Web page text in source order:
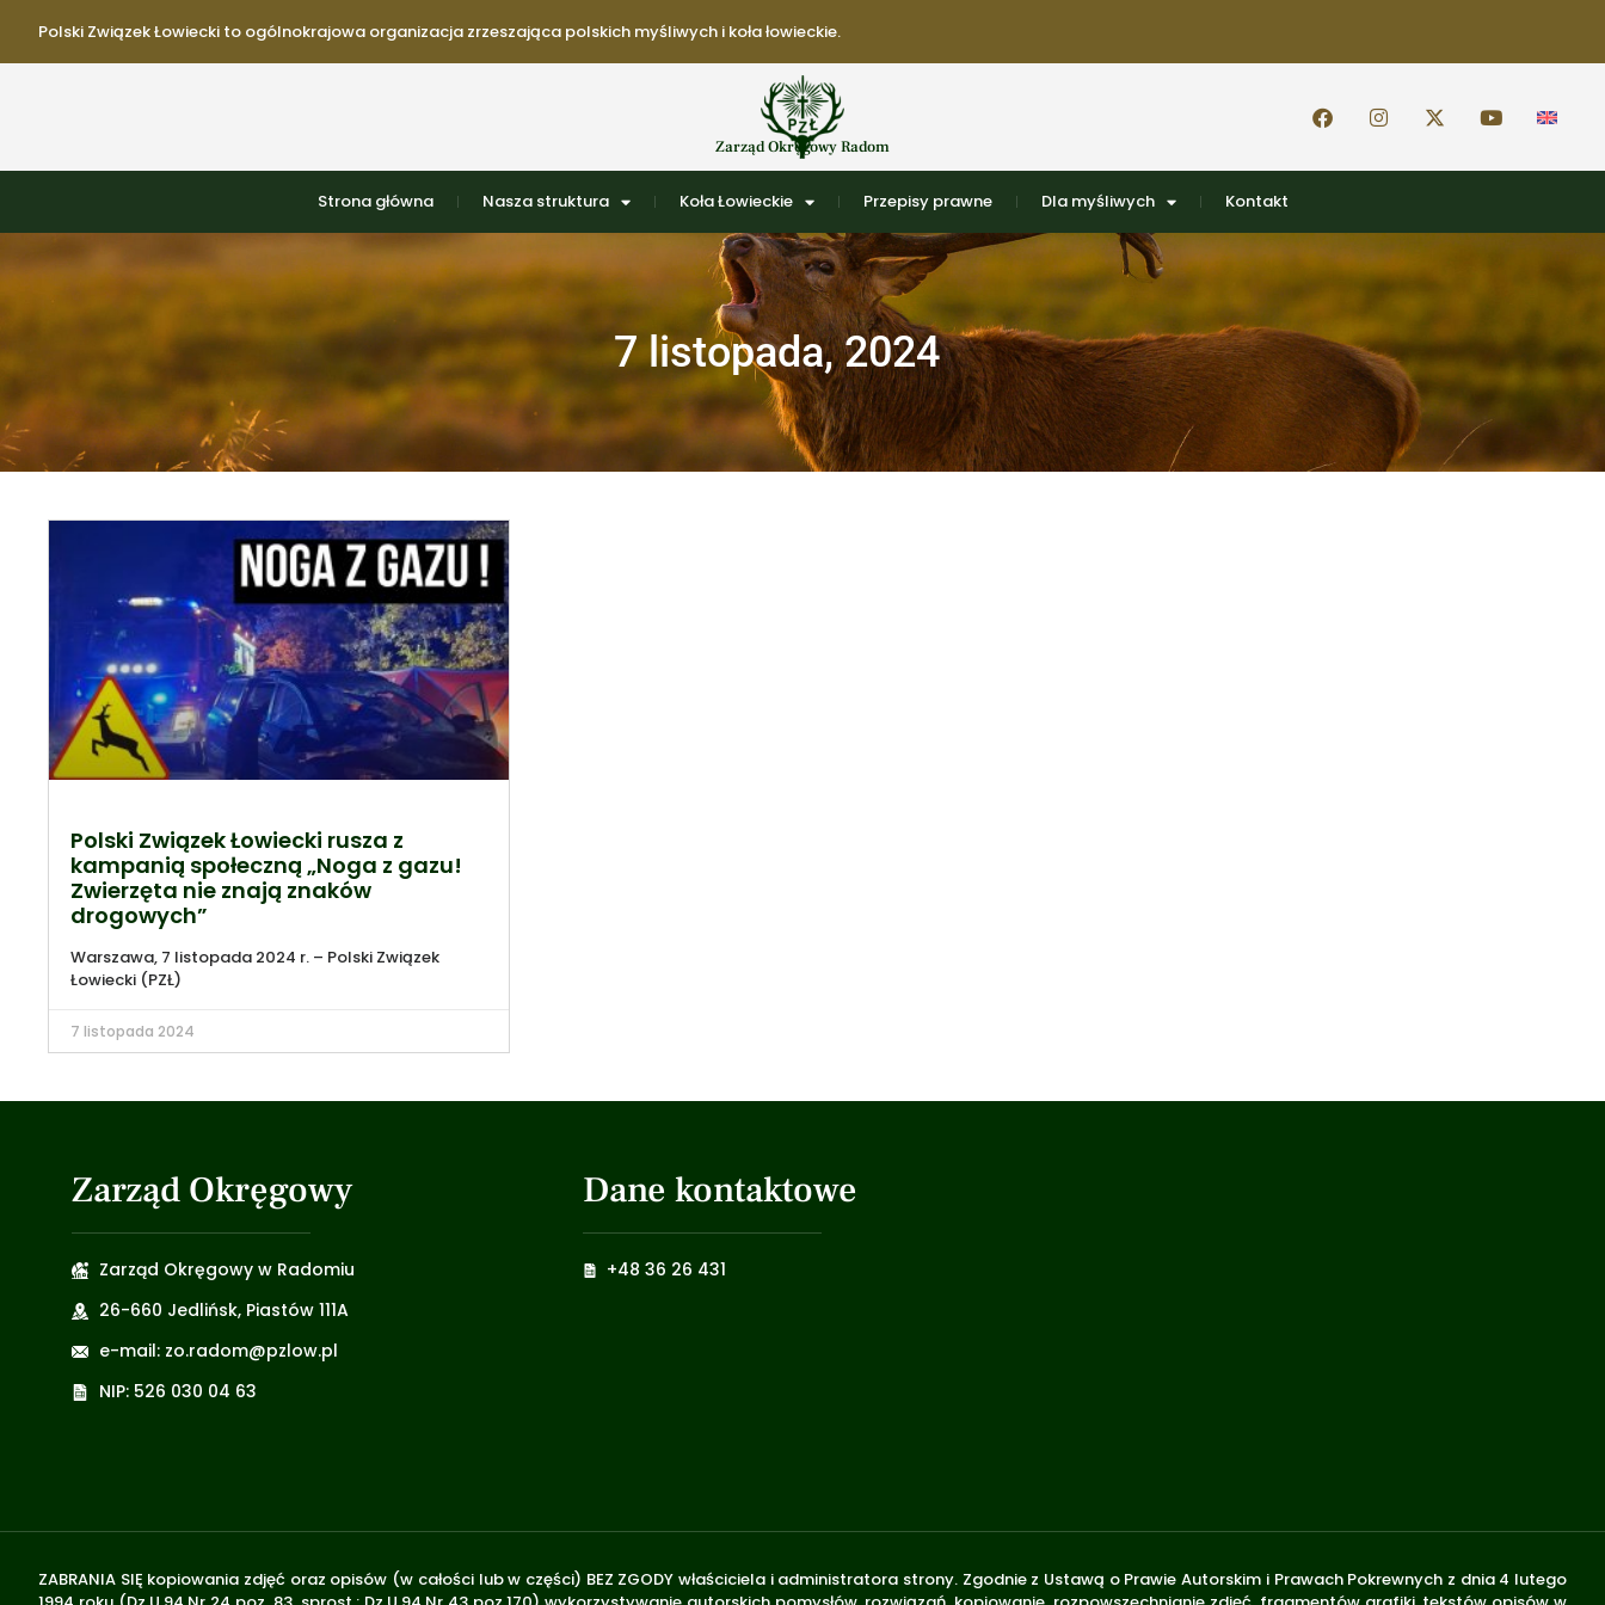
Polski Związek Łowiecki to ogólnokrajowa organizacja zrzeszająca polskich myśliwych i koła łowieckie.
Zarząd Okręgowy Radom
Strona główna Nasza struktura Koła Łowieckie Przepisy prawne Dla myśliwych Kontakt
7 listopada, 2024
Polski Związek Łowiecki rusza z
kampanią społeczną „Noga z gazu!
Zwierzęta nie znają znaków
drogowych”
Warszawa, 7 listopada 2024 r. – Polski Związek
Łowiecki (PZŁ)
7 listopada 2024
Zarząd Okręgowy
Zarząd Okręgowy w Radomiu
26-660 Jedlińsk, Piastów 111A
e-mail: zo.radom@pzlow.pl
NIP: 526 030 04 63
Dane kontaktowe
+48 36 26 431
ZABRANIA SIĘ kopiowania zdjęć oraz opisów (w całości lub w części) BEZ ZGODY właściciela i administratora strony. Zgodnie z Ustawą o Prawie Autorskim i Prawach Pokrewnych z dnia 4 lutego